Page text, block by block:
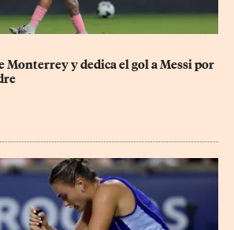
Monterrey y dedica el gol a Messi por